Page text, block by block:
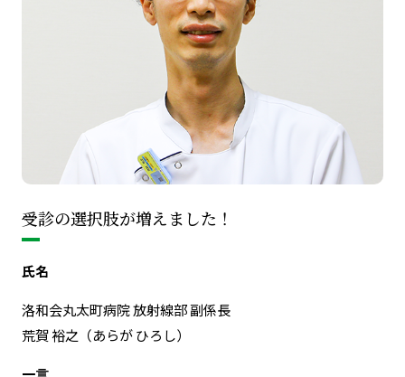
受診の選択肢が増えました！
氏名
洛和会丸太町病院 放射線部 副係長
荒賀 裕之（あらが ひろし）